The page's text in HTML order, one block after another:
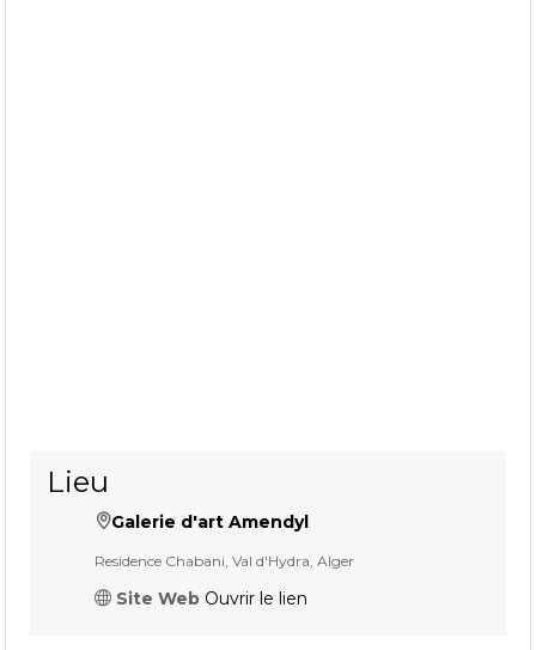
Lieu
Galerie d'art Amendyl
Residence Chabani, Val d'Hydra, Alger
Site Web Ouvrir le lien